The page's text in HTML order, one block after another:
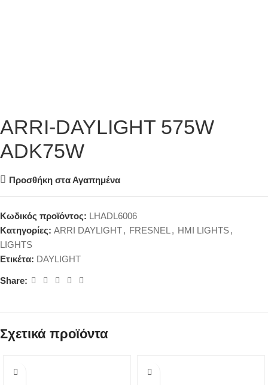
ARRI-DAYLIGHT 575W
ADK75W
Προσθήκη στα Αγαπημένα
Κωδικός προϊόντος: LHADL6006
Κατηγορίες: ARRI DAYLIGHT, FRESNEL , HMI LIGHTS,
LIGHTS
Ετικέτα: DAYLIGHT
Share:
Σχετικά προϊόντα